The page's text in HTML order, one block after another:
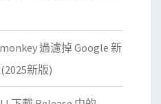
過濾掉 Google 新
新版)